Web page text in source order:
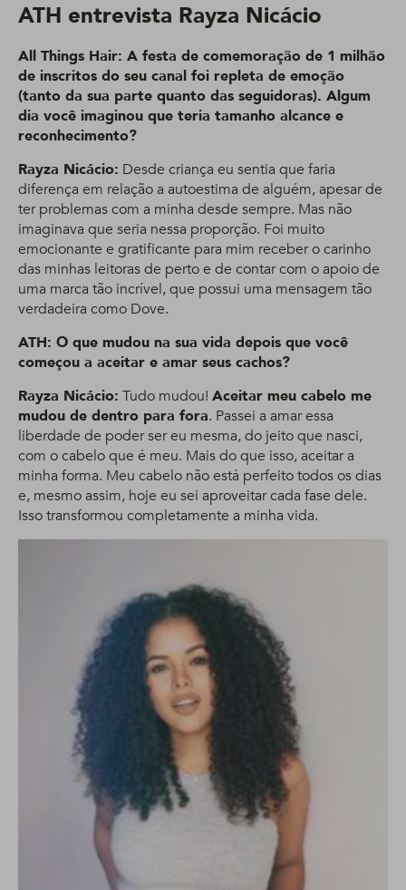
ATH entrevista Rayza Nicácio
All Things Hair: A festa de comemoração de 1 milhão
de inscritos do seu canal foi repleta de emoção
(tanto da sua parte quanto das seguidoras). Algum
dia você imaginou que teria tamanho alcance e
reconhecimento?
Rayza Nicácio: Desde criança eu sentia que faria
diferença em relação a autoestima de alguém, apesar de
ter problemas com a minha desde sempre. Mas não
imaginava que seria nessa proporção. Foi muito
emocionante e gratificante para mim receber o carinho
das minhas leitoras de perto e de contar com o apoio de
uma marca tão incrível, que possui uma mensagem tão
verdadeira como Dove.
ATH: O que mudou na sua vida depois que você
começou a aceitar e amar seus cachos?
Rayza Nicácio: Tudo mudou! Aceitar meu cabelo me
mudou de dentro para fora. Passei a amar essa
liberdade de poder ser eu mesma, do jeito que nasci,
com o cabelo que é meu. Mais do que isso, aceitar a
minha forma. Meu cabelo não está perfeito todos os dias
e, mesmo assim, hoje eu sei aproveitar cada fase dele.
Isso transformou completamente a minha vida.